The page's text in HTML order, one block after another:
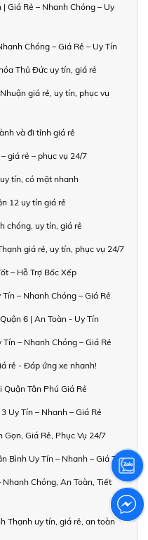
Giá Rẻ – Nhanh Chóng – Uy
Chóng – Giá Rẻ – Uy Tín
Thủ Đức uy tín, giá rẻ
giá rẻ, uy tín, phục vụ
và đi tỉnh giá rẻ
giá rẻ – phục vụ 24/7
tín, có mặt nhanh
12 uy tín giá rẻ
chóng, uy tín, giá rẻ
giá rẻ, uy tín, phục vụ 24/7
– Hỗ Trợ Bốc Xếp
– Nhanh Chóng – Giá Rẻ
6 | An Toàn - Uy Tín
– Nhanh Chóng – Giá Rẻ
rẻ - Đáp ứng xe nhanh!
Quận Tân Phú Giá Rẻ
Uy Tín – Nhanh – Giá Rẻ
Gọn, Giá Rẻ, Phục Vụ 24/7
Bình Uy Tín – Nhanh – Giá Tốt
Nhanh Chóng, An Toàn, Tiết
Thạnh uy tín, giá rẻ, an toàn